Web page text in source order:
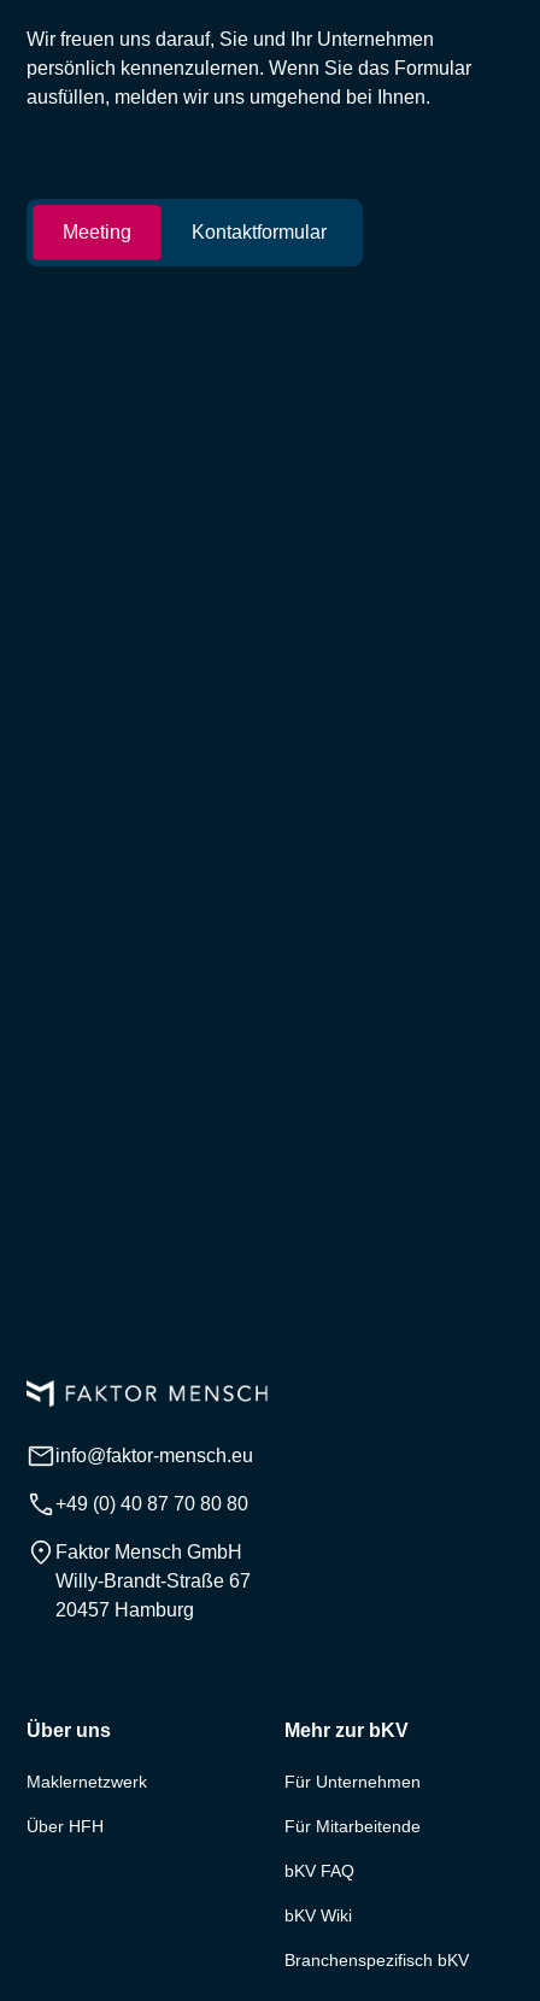
Wir freuen uns darauf, Sie und Ihr Unternehmen
persönlich kennenzulernen. Wenn Sie das Formular
ausfüllen, melden wir uns umgehend bei Ihnen.
Meeting Kontaktformular
info@faktor-mensch.eu
+49 (0) 40 87 70 80 80
Faktor Mensch GmbH
Willy-Brandt-Straße 67
20457 Hamburg
Über uns
Maklernetzwerk
Über HFH
Mehr zur bKV
Für Unternehmen
Für Mitarbeitende
bKV FAQ
bKV Wiki
Branchenspezifisch bKV